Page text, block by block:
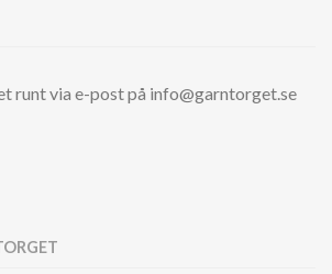
runt via e-post på info@garntorget.se